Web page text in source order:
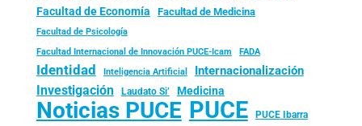
Facultad de Economía Facultad de Medicina
Facultad de Psicología
Facultad Internacional de Innovación PUCE-Icam FADA
Identidad Inteligencia Artificial Internacionalización
Investigación Laudato Si’ Medicina
Noticias PUCE PUCE PUCE Ibarra